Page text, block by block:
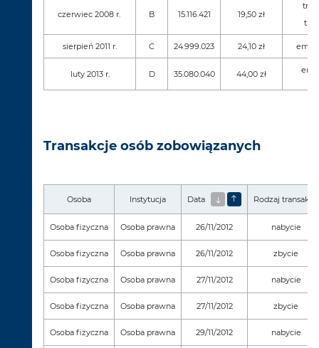
czerwiec 2008 r. B 15.116.421 19,50 zł
sierpień 2011 r. C 24.999.023 24,10 zł
luty 2013 r. D 35.080.040 44,00 zł
Transakcje osób zobowiązanych
Osoba Instytucja Data Rodzaj transakcji
Osoba fizyczna Osoba prawna 26/11/2012 nabycie
Osoba fizyczna Osoba prawna 26/11/2012 zbycie
Osoba fizyczna Osoba prawna 27/11/2012 nabycie
Osoba fizyczna Osoba prawna 27/11/2012 zbycie
Osoba fizyczna Osoba prawna 29/11/2012 nabycie